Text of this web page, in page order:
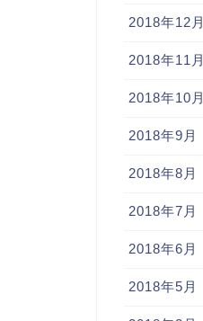
2018年12月
2018年11月
2018年10月
2018年9月
2018年8月
2018年7月
2018年6月
2018年5月